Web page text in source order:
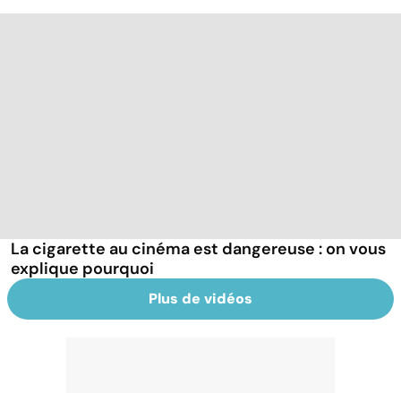
La cigarette au cinéma est dangereuse : on vous
explique pourquoi
Plus de vidéos